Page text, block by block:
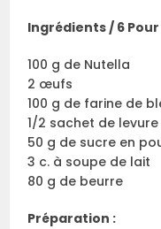
Ingrédients / 6
100 g de Nutella
2 œufs
100 g de farine de
1/2 sachet de
50 g de sucre en
3 c. à soupe de lait
80 g de beurre
Préparation :